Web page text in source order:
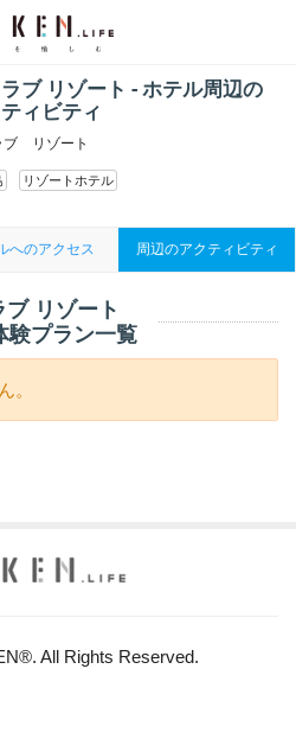
ブ リゾート - ホテル周辺の
ィビティ
ブ リゾート
リゾートホテル
へのアクセス 周辺のアクティビティ
ブ リゾート
験プラン一覧
。
All Rights Reserved.